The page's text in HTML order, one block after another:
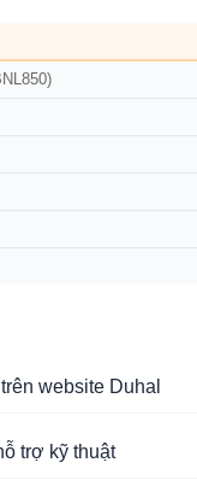
website Duhal
trợ kỹ thuật